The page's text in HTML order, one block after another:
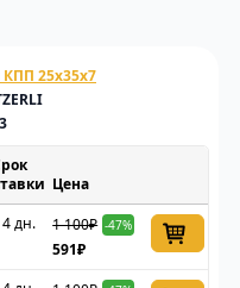
25x35x7
Цена
4 дн. 1 100₽ -47%
591₽